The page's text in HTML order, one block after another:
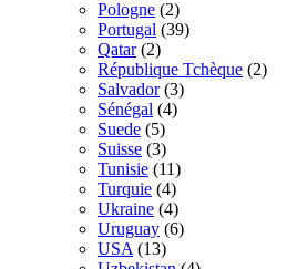
Pologne (2)
Portugal (39)
Qatar (2)
République Tchèque (2)
Salvador (3)
Sénégal (4)
Suede (5)
Suisse (3)
Tunisie (11)
Turquie (4)
Ukraine (4)
Uruguay (6)
USA (13)